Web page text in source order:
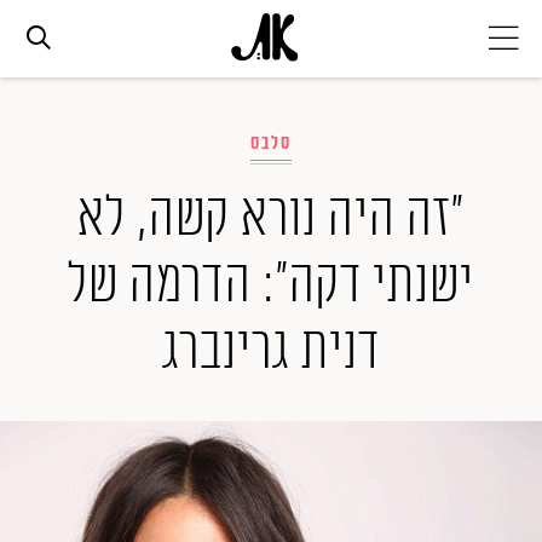
אופנה
ביוטי
סלבס
ערוצים נוספים
המגזין
סלבס
"זה היה נורא קשה, לא
ישנתי דקה": הדרמה של
דנית גרינברג